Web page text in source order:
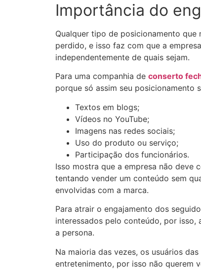
Importância do
Qualquer tipo de posicionamento
perdido, e isso faz com que a
independentemente de quais sejam.
Para uma companhia de conserto
porque só assim seu posicionamento
Textos em blogs;
Vídeos no YouTube;
Imagens nas redes sociais;
Uso do produto ou serviço;
Participação dos funcionários.
Isso mostra que a empresa não
tentando vender um conteúdo sem
envolvidas com a marca.
Para atrair o engajamento dos
interessados pelo conteúdo, por isso,
a persona.
Na maioria das vezes, os usuários
entretenimento, por isso não querem